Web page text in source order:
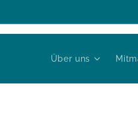
Über uns